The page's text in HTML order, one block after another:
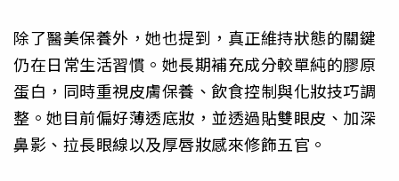
除了醫美保養外，她也提到，真正維持狀態的關鍵
仍在日常生活習慣。她長期補充成分較單純的膠原
蛋白，同時重視皮膚保養、飲食控制與化妝技巧調
整。她目前偏好薄透底妝，並透過貼雙眼皮、加深
鼻影、拉長眼線以及厚唇妝感來修飾五官。